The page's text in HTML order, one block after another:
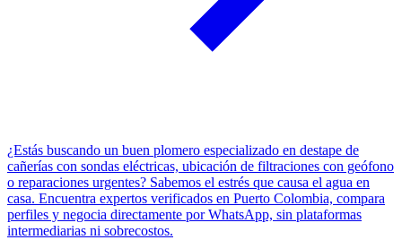
¿Estás buscando un buen plomero especializado en destape de
cañerías con sondas eléctricas, ubicación de filtraciones con geófono
o reparaciones urgentes? Sabemos el estrés que causa el agua en
casa. Encuentra expertos verificados en Puerto Colombia, compara
perfiles y negocia directamente por WhatsApp, sin plataformas
intermediarias ni sobrecostos.